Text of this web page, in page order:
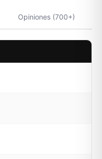
Opiniones (700+)